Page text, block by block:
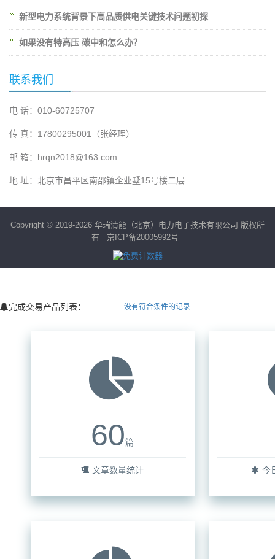
新型电力系统背景下高品质供电关键技术问题初探
如果没有特高压 碳中和怎么办？
联系我们
电 话：010-60725707
传 真：17800295001（张经理）
邮 箱：hrqn2018@163.com
地 址：北京市昌平区南邵镇企业墅15号楼二层
Copyright © 2019-2026 华瑞清能（北京）电力电子技术有限公司 版权所
有 京ICP备20005992号
完成交易产品列表： 没有符合条件的记录
60篇
文章数量统计 今